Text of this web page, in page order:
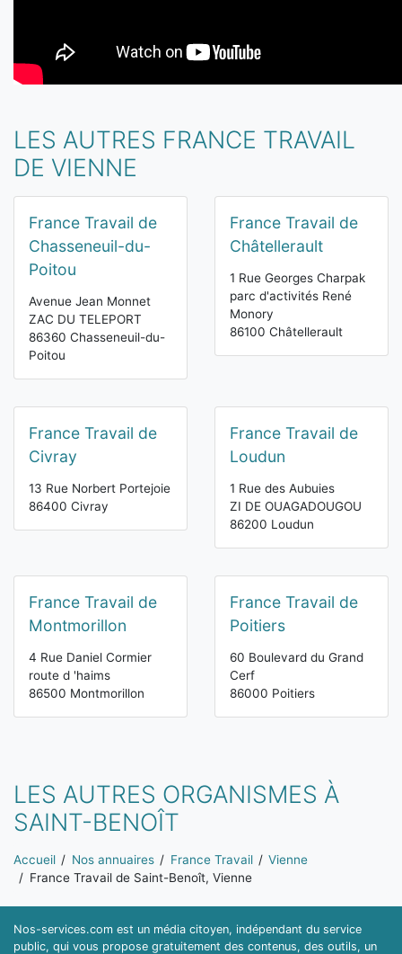
LES AUTRES FRANCE TRAVAIL
DE VIENNE
France Travail de
Chasseneuil-du-
Poitou
Avenue Jean Monnet
ZAC DU TELEPORT
86360 Chasseneuil-du-
Poitou
France Travail de
Châtellerault
1 Rue Georges Charpak
parc d'activités René
Monory
86100 Châtellerault
France Travail de
Civray
13 Rue Norbert Portejoie
86400 Civray
France Travail de
Loudun
1 Rue des Aubuies
ZI DE OUAGADOUGOU
86200 Loudun
France Travail de
Montmorillon
4 Rue Daniel Cormier
route d 'haims
86500 Montmorillon
France Travail de
Poitiers
60 Boulevard du Grand
Cerf
86000 Poitiers
LES AUTRES ORGANISMES À
SAINT-BENOÎT
Vous êtes ici:
Accueil Nos annuaires France Travail
Vienne
France Travail de Saint-Benoît, Vienne
Nos-services.com est un média citoyen, indépendant du service
public, qui vous propose gratuitement des contenus, des outils, un